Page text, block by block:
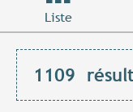
Liste
1109